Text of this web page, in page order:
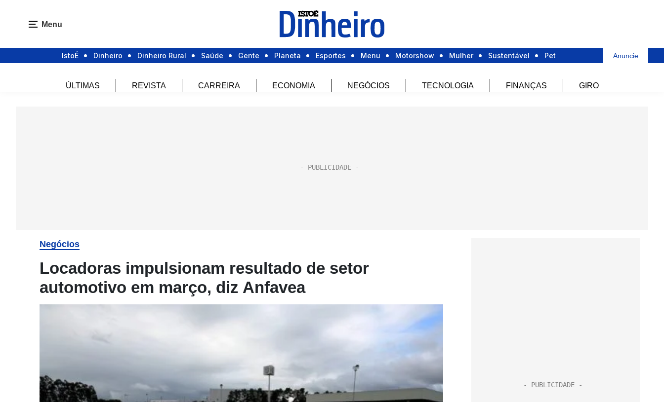
Menu
IstoÉ Dinheiro Dinheiro Rural Saúde Gente Planeta Esportes Menu Motorshow Mulher Sustentável Pet Anuncie
ÚLTIMAS REVISTA CARREIRA ECONOMIA NEGÓCIOS TECNOLOGIA FINANÇAS GIRO
Negócios
Locadoras impulsionam resultado de setor
automotivo em março, diz Anfavea